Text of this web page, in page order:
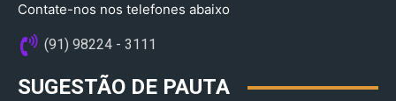
Contate-nos nos telefones abaixo
(91) 98224 - 3111
SUGESTÃO DE PAUTA